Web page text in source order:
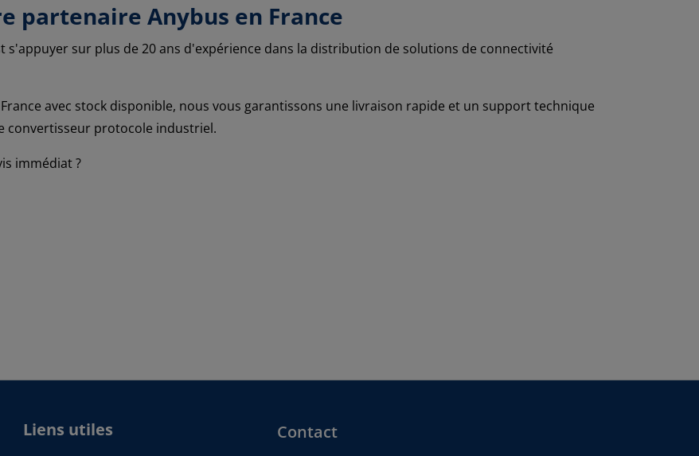
partenaire Anybus en France
s'appuyer sur plus de 20 ans d'expérience dans la distribution de solutions de connectivité
avec stock disponible, nous vous garantissons une livraison rapide et un support technique
protocole industriel.
immédiat ?
Liens utiles Contact